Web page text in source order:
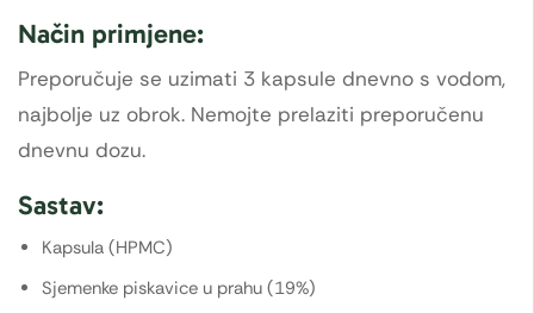
Način primjene:
Preporučuje se uzimati 3 kapsule dnevno s vodom,
najbolje uz obrok. Nemojte prelaziti preporučenu
dnevnu dozu.
Sastav:
Kapsula (HPMC)
Sjemenke piskavice u prahu (19%)